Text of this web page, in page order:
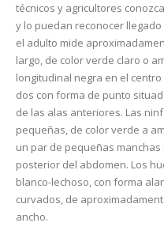
técnicos y agricultores
y lo puedan reconocer
el adulto mide
largo, de color verde claro o
longitudinal negra en el
dos con forma de punto
de las alas anteriores. Las
pequeñas, de color verde a
un par de pequeñas
posterior del abdomen. Los
blanco-lechoso, con forma
curvados, de
ancho.